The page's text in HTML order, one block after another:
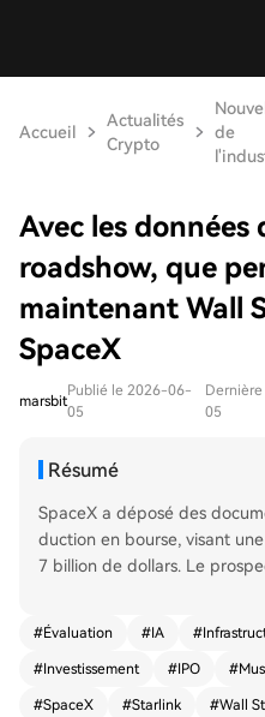
Accueil
Actualités
Crypto
de
Avec les données
roadshow, que
maintenant Wall
SpaceX
marsbit
Publié le 2026-06-
05
05
Résumé
SpaceX a déposé des
duction en bourse, visant
7 billion de dollars. Le
ures intégrant le transport
nectivité par Starlink et
(AI). Les données financières
#Évaluation #IA #
#Investissement #IPO #
#SpaceX #Starlink #Wall